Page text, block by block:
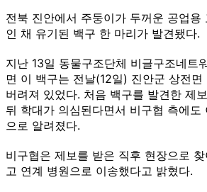
전북 진안에서 주둥이가 두꺼운 공업용
인 채 유기된 백구 한 마리가 발견됐다.
지난 13일 동물구조단체 비글구조네트
면 이 백구는 전날(12일) 진안군 상전면
버려져 있었다. 처음 백구를 발견한 제
뒤 학대가 의심된다면서 비구협 측에도
으로 알려졌다.
비구협은 제보를 받은 직후 현장으로
고 연계 병원으로 이송했다고 밝혔다.